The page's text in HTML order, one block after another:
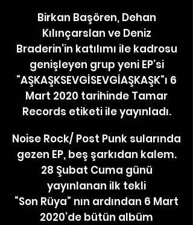
Birkan Başören, Dehan
Kılınçarslan ve Deniz
Braderin’in katılımı ile kadrosu
genişleyen grup yeni EP’si
“AŞKAŞKSEVGİSEVGİAŞKAŞK”ı 6
Mart 2020 tarihinde Tamar
Records etiketi ile yayınladı.
Noise Rock/ Post Punk sularında
gezen EP, beş şarkıdan kalem.
28 Şubat Cuma günü
yayınlanan ilk tekli
“Son Rüya” nın ardından 6 Mart
2020’de bütün albüm